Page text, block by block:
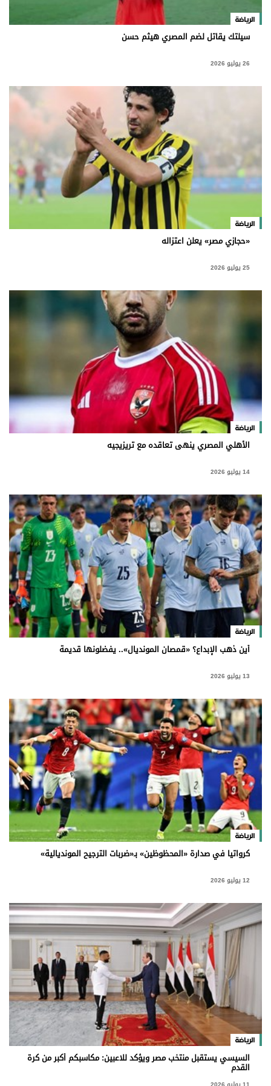
عدد اليوم
الرياضة
سيلتك يقاتل لضم المصري هيثم حسن
26 يوليو 2026
الرياضة
«حجازي مصر» يعلن اعتزاله
25 يوليو 2026
الرياضة
الأهلي المصري ينهى تعاقده مع تريزيجيه
14 يوليو 2026
الرياضة
أين ذهب الإبداع؟ «قمصان المونديال».. يفضلونها قديمة
13 يوليو 2026
الرياضة
كرواتيا في صدارة «المحظوظين» بـ«ضربات الترجيح المونديالية»
12 يوليو 2026
الرياضة
السيسي يستقبل منتخب مصر ويؤكد للاعبين: مكاسبكم أكبر من كرة
القدم